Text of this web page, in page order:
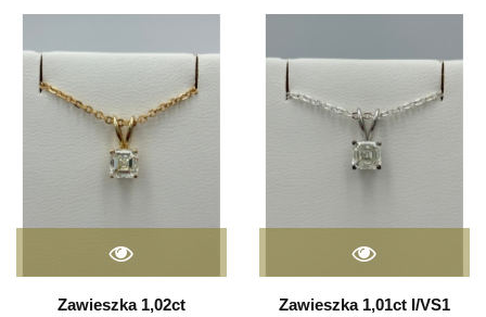
Zawieszka 1,02ct
Zawieszka 1,01ct I/VS1